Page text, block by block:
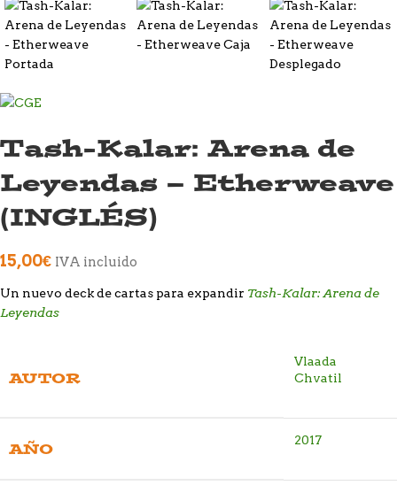
Tash-Kalar: Arena de
Leyendas – Etherweave
(INGLÉS)
15,00€ IVA incluido
Un nuevo deck de cartas para expandir Tash-Kalar: Arena de
Leyendas
AUTOR
Vlaada
Chvatil
AÑO 2017